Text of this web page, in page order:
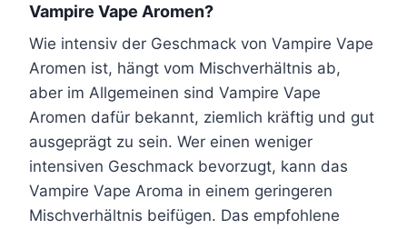
Vampire Vape Aromen?
Wie intensiv der Geschmack von Vampire Vape
Aromen ist, hängt vom Mischverhältnis ab,
aber im Allgemeinen sind Vampire Vape
Aromen dafür bekannt, ziemlich kräftig und gut
ausgeprägt zu sein. Wer einen weniger
intensiven Geschmack bevorzugt, kann das
Vampire Vape Aroma in einem geringeren
Mischverhältnis beifügen. Das empfohlene